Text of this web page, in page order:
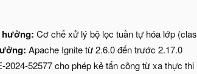
hưởng: Cơ chế xử lý bộ lọc tuần tự hóa lớp
Apache Ignite từ 2.6.0 đến trước 2.17.0
2024-52577 cho phép kẻ tấn công từ xa thực